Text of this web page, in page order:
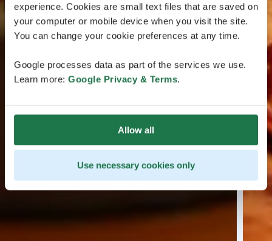
experience. Cookies are small text files that are saved on
your computer or mobile device when you visit the site.
You can change your cookie preferences at any time.
Google processes data as part of the services we use.
Learn more: Google Privacy & Terms.
Allow all
Use necessary cookies only